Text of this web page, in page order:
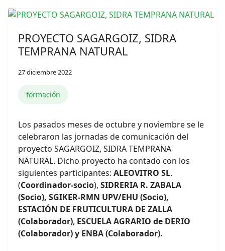
PROYECTO SAGARGOIZ, SIDRA
TEMPRANA NATURAL
27 diciembre 2022
formación
Los pasados meses de octubre y noviembre se le
celebraron las jornadas de comunicación del
proyecto SAGARGOIZ, SIDRA TEMPRANA
NATURAL. Dicho proyecto ha contado con los
siguientes participantes: ALEOVITRO SL.
(Coordinador-socio), SIDRERIA R. ZABALA
(Socio), SGIKER-RMN UPV/EHU (Socio),
ESTACIÓN DE FRUTICULTURA DE ZALLA
(Colaborador), ESCUELA AGRARIO de DERIO
(Colaborador) y ENBA (Colaborador).